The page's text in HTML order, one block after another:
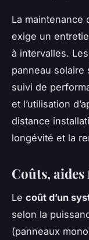
La maintenance
exige un
à intervalles.
panneau solaire
suivi de
et l’utilisation
distance
longévité et la
Coûts,
Le coût d’un
selon la
(panneaux